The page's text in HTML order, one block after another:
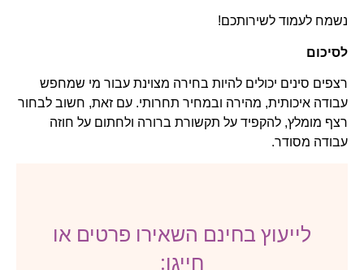
נשמח לעמוד לשירותכם!
לסיכום
רצפים סינים יכולים להיות בחירה מצוינת עבור מי שמחפש
עבודה איכותית, מהירה ובמחיר תחרותי. עם זאת, חשוב לבחור
רצף מומלץ, להקפיד על תקשורת ברורה ולחתום על חוזה
עבודה מסודר.
לייעוץ בחינם השאירו פרטים או
חייגו: